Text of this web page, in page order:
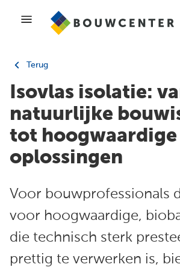
Terug
Isovlas isolatie:
natuurlijke
tot
oplossingen
Voor bouwprofessionals
voor hoogwaardige,
die technisch sterk
prettig te verwerken is,